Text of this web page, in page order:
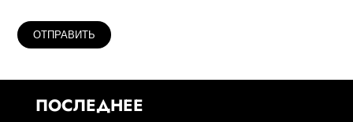
ПОСЛЕДНЕЕ